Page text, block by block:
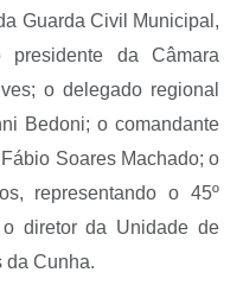
Guarda Civil Municipal,
da Câmara
o delegado regional
Bedoni; o comandante
Soares Machado; o
representando o 45º
diretor da Unidade de
da Cunha.